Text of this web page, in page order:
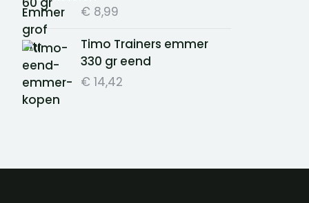
€ 8,99
Timo Trainers emmer
330 gr eend
€ 14,42